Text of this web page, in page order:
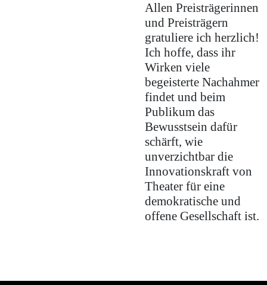
Allen Preisträgerinnen
und Preisträgern
gratuliere ich herzlich!
Ich hoffe, dass ihr
Wirken viele
begeisterte Nachahmer
findet und beim
Publikum das
Bewusstsein dafür
schärft, wie
unverzichtbar die
Innovationskraft von
Theater für eine
demokratische und
offene Gesellschaft ist.